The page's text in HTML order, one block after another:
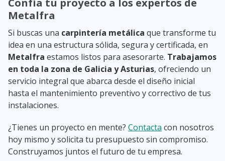
Metalfra
Si buscas una carpintería metálica que transforme tu
idea en una estructura sólida, segura y certificada, en
Metalfra estamos listos para asesorarte. Trabajamos
en toda la zona de Galicia y Asturias, ofreciendo un
servicio integral que abarca desde el diseño inicial
hasta el mantenimiento preventivo y correctivo de tus
instalaciones.
¿Tienes un proyecto en mente? Contacta con nosotros
hoy mismo y solicita tu presupuesto sin compromiso.
Construyamos juntos el futuro de tu empresa.